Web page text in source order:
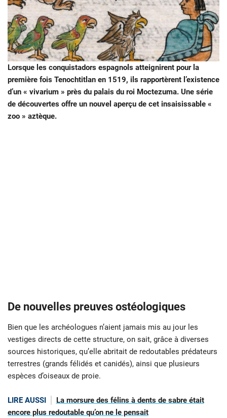
Lorsque les conquistadors espagnols atteignirent pour la
première fois Tenochtitlan en 1519, ils rapportèrent l’existence
d’un « vivarium » près du palais du roi Moctezuma. Une série
de découvertes offre un nouvel aperçu de cet insaisissable «
zoo » aztèque.
De nouvelles preuves ostéologiques
Bien que les archéologues n’aient jamais mis au jour les
vestiges directs de cette structure, on sait, grâce à diverses
sources historiques, qu’elle abritait de redoutables prédateurs
terrestres (grands félidés et canidés), ainsi que plusieurs
espèces d’oiseaux de proie.
LIRE AUSSI
La morsure des félins à dents de sabre était
encore plus redoutable qu’on ne le pensait